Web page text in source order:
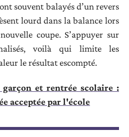
souvent balayés d’un revers
lourd dans la balance lors
coupe. S’appuyer sur
voilà qui limite les
le résultat escompté.
garçon et rentrée scolaire :
acceptée par l'école